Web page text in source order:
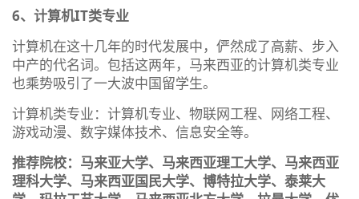
6、计算机IT类专业
计算机在这十几年的时代发展中，俨然成了高薪、步入
中产的代名词。包括这两年，马来西亚的计算机类专业
也乘势吸引了一大波中国留学生。
计算机类专业：计算机专业、物联网工程、网络工程、
游戏动漫、数字媒体技术、信息安全等。
推荐院校：马来亚大学、马来西亚理工大学、马来西亚
理科大学、马来西亚国民大学、博特拉大学、泰莱大